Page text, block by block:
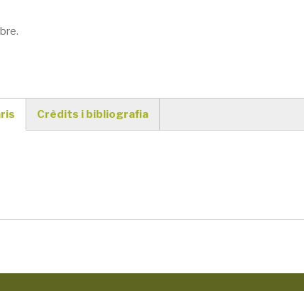
Crèdits i bibliografia